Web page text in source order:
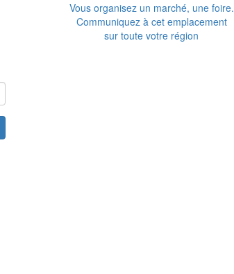
Vous organisez un marché, une foire.
Communiquez à cet emplacement
sur toute votre région